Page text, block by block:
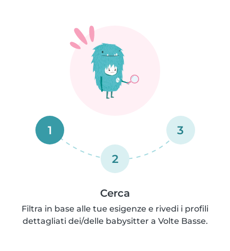
1
2
3
Cerca
Filtra in base alle tue esigenze e rivedi i profili
dettagliati dei/delle babysitter a Volte Basse.